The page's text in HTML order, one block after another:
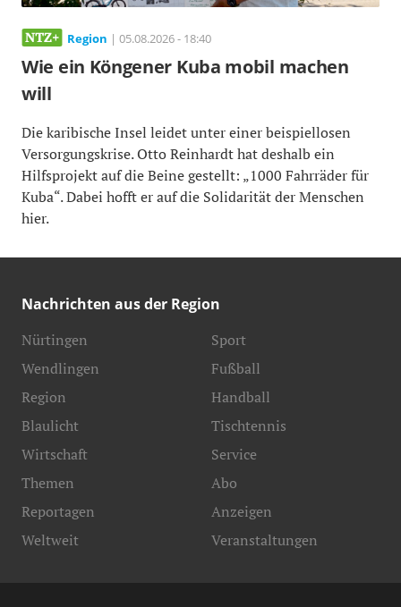
Region | 05.08.2026 - 18:40
Wie ein Köngener Kuba mobil machen
will
Die karibische Insel leidet unter einer beispiellosen
Versorgungskrise. Otto Reinhardt hat deshalb ein
Hilfsprojekt auf die Beine gestellt: „1000 Fahrräder für
Kuba“. Dabei hofft er auf die Solidarität der Menschen
hier.
Nachrichten aus der Region
Nürtingen
Wendlingen
Region
Blaulicht
Sport
Fußball
Handball
Tischtennis
Wirtschaft
Themen
Reportagen
Weltweit
Service
Abo
Anzeigen
Veranstaltungen